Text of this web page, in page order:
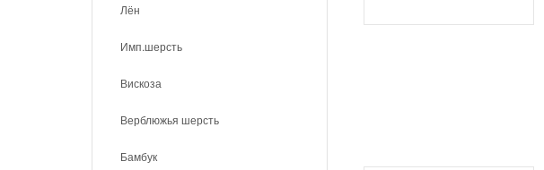
Лён
Имп.шерсть
Вискоза
Верблюжья шерсть
Бамбук